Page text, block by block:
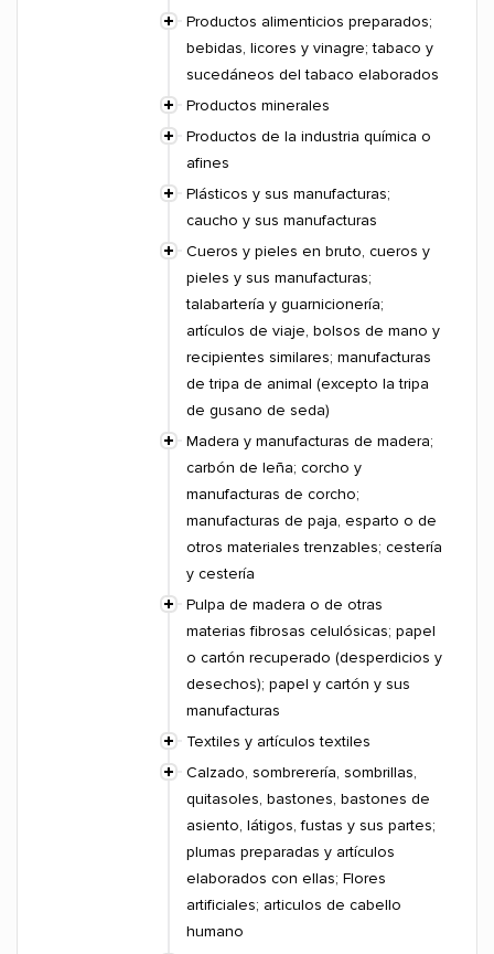
Productos alimenticios preparados;
bebidas, licores y vinagre; tabaco y
sucedáneos del tabaco elaborados
Productos minerales
Productos de la industria química o
afines
Plásticos y sus manufacturas;
caucho y sus manufacturas
Cueros y pieles en bruto, cueros y
pieles y sus manufacturas;
talabartería y guarnicionería;
artículos de viaje, bolsos de mano y
recipientes similares; manufacturas
de tripa de animal (excepto la tripa
de gusano de seda)
Madera y manufacturas de madera;
carbón de leña; corcho y
manufacturas de corcho;
manufacturas de paja, esparto o de
otros materiales trenzables; cestería
y cestería
Pulpa de madera o de otras
materias fibrosas celulósicas; papel
o cartón recuperado (desperdicios y
desechos); papel y cartón y sus
manufacturas
Textiles y artículos textiles
Calzado, sombrerería, sombrillas,
quitasoles, bastones, bastones de
asiento, látigos, fustas y sus partes;
plumas preparadas y artículos
elaborados con ellas; Flores
artificiales; articulos de cabello
humano